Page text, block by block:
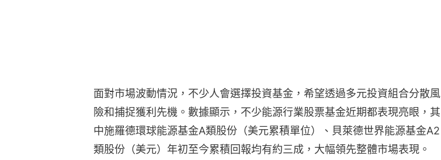
面對市場波動情況，不少人會選擇投資基金，希望透過多元投資組合分散風
險和捕捉獲利先機。數據顯示，不少能源行業股票基金近期都表現亮眼，其
中施羅德環球能源基金A類股份（美元累積單位）、貝萊德世界能源基金A2
類股份（美元）年初至今累積回報均有約三成，大幅領先整體市場表現。